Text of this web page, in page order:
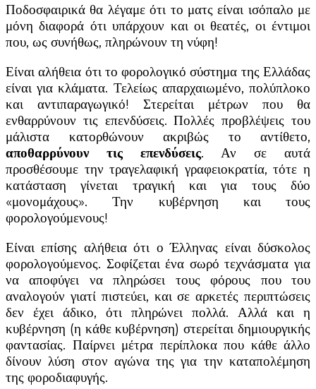
Ποδοσφαιρικά θα λέγαμε ότι το ματς είναι ισόπαλο με
μόνη διαφορά ότι υπάρχουν και οι θεατές, οι έντιμοι
που, ως συνήθως, πληρώνουν τη νύφη!
Είναι αλήθεια ότι το φορολογικό σύστημα της Ελλάδας
είναι για κλάματα. Τελείως απαρχαιωμένο, πολύπλοκο
και αντιπαραγωγικό! Στερείται μέτρων που θα
ενθαρρύνουν τις επενδύσεις. Πολλές προβλέψεις του
μάλιστα κατορθώνουν ακριβώς το αντίθετο,
αποθαρρύνουν τις επενδύσεις. Αν σε αυτά
προσθέσουμε την τραγελαφική γραφειοκρατία, τότε η
κατάσταση γίνεται τραγική και για τους δύο
«μονομάχους». Την κυβέρνηση και τους
φορολογούμενους!
Είναι επίσης αλήθεια ότι ο Έλληνας είναι δύσκολος
φορολογούμενος. Σοφίζεται ένα σωρό τεχνάσματα για
να αποφύγει να πληρώσει τους φόρους που του
αναλογούν γιατί πιστεύει, και σε αρκετές περιπτώσεις
δεν έχει άδικο, ότι πληρώνει πολλά. Αλλά και η
κυβέρνηση (η κάθε κυβέρνηση) στερείται δημιουργικής
φαντασίας. Παίρνει μέτρα περίπλοκα που κάθε άλλο
δίνουν λύση στον αγώνα της για την καταπολέμηση
της φοροδιαφυγής.